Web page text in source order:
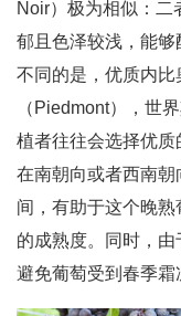
Noir）极为相似：二
郁且色泽较浅，能
不同的是，优质内比
（Piedmont），世
植者往往会选择优
在南朝向或者西南
间，有助于这个晚
的成熟度。同时，
避免葡萄受到春季霜